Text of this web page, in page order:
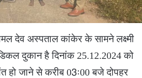
देव अस्पताल कांकेर के सामने लक्ष्मी
दुकान है दिनांक 25.12.2024 को
हो जाने से करीब 03ः00 बजे दोपहर